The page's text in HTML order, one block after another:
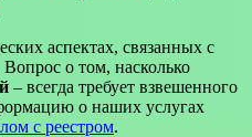
аспектах, связанных с
Вопрос о том, насколько
– всегда требует взвешенного
о наших услугах
с реестром.